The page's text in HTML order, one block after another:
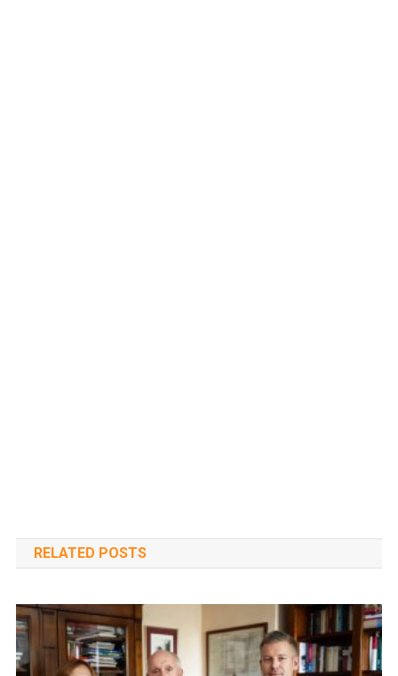
RELATED POSTS